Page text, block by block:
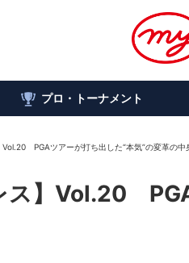
プロ・トーナメント
Vol.20 PGAツアーが打ち出した“本気”の変革の中
ス】Vol.20